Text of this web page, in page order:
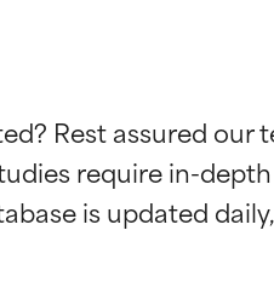
Rest assured
require in- van
van